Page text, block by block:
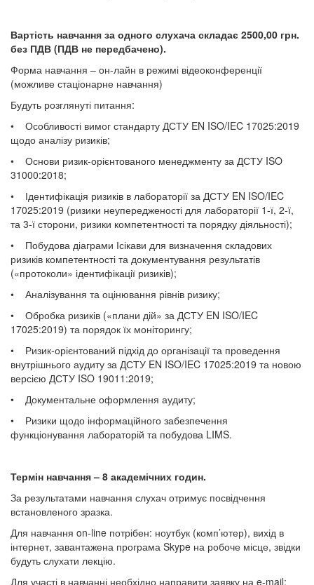
Вартість навчання за одного слухача складає 2500,00 грн.
без ПДВ (ПДВ не передбачено).
Форма навчання – он-лайн в режимі відеоконференції
(можливе стаціонарне навчання)
Будуть розглянуті питання:
• Особливості вимог стандарту ДСТУ EN ISO/IEC 17025:2019
щодо аналізу ризиків;
• Основи ризик-орієнтованого менеджменту за ДСТУ ISO
31000:2018;
• Ідентифікація ризиків в лабораторії за ДСТУ EN ISO/IEC
17025:2019 (ризики неупередженості для лабораторії 1-ї, 2-ї,
та 3-ї сторони, ризики компетентності та порядку діяльності);
• Побудова діаграми Ісікави для визначення складових
ризиків компетентності та документування результатів
(«протоколи» ідентифікації ризиків);
• Аналізування та оцінювання рівнів ризику;
• Обробка ризиків («плани дій» за ДСТУ EN ISO/IEC
17025:2019) та порядок їх моніторингу;
• Ризик-орієнтований підхід до організації та проведення
внутрішнього аудиту за ДСТУ EN ISO/IEC 17025:2019 та новою
версією ДСТУ ISO 19011:2019;
• Документальне оформлення аудиту;
• Ризики щодо інформаційного забезпечення
функціонування лабораторій та побудова LIMS.
Термін навчання – 8 академічних годин.
За результатами навчання слухач отримує посвідчення
встановленого зразка.
Для навчання on-line потрібен: ноутбук (комп’ютер), вихід в
інтернет, завантажена програма Skype на робоче місце, звідки
будуть слухати лекцію.
Для участі в навчанні необхідно направити заявку на e-mail: